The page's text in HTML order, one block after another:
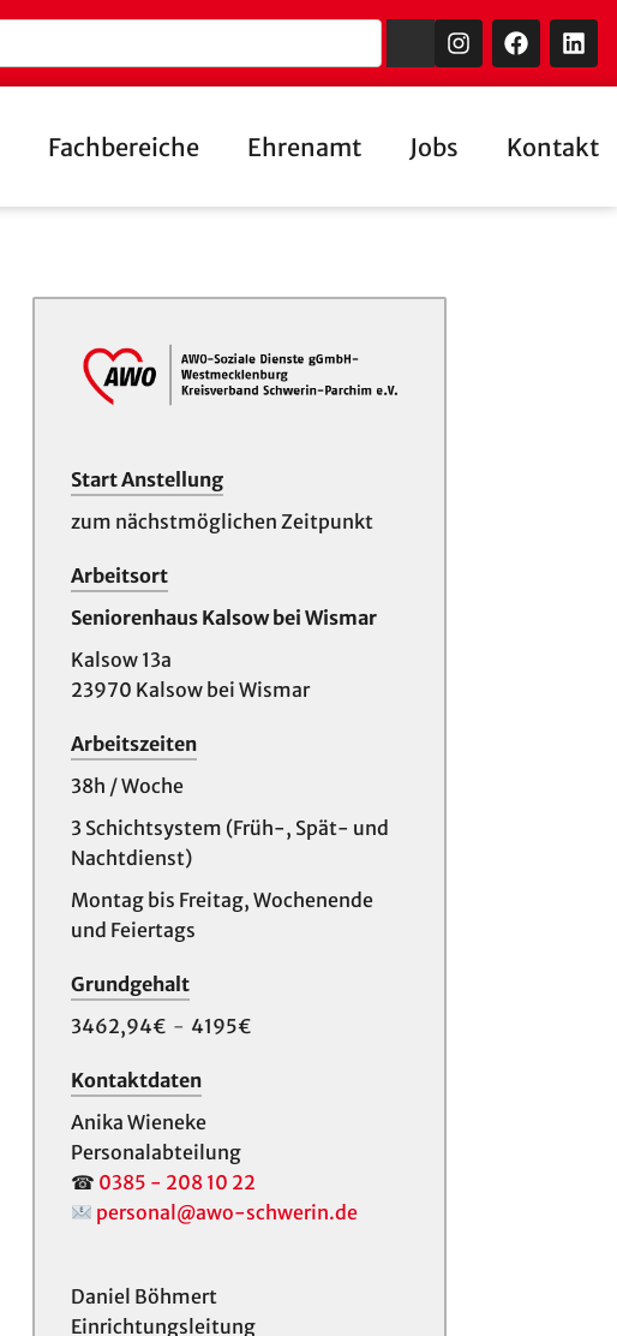
Fachbereiche Ehrenamt Jobs Kontakt
Start Anstellung
zum nächstmöglichen Zeitpunkt
Arbeitsort
Seniorenhaus Kalsow bei Wismar
Kalsow 13a
23970 Kalsow bei Wismar
Arbeitszeiten
38h / Woche
3 Schichtsystem (Früh-, Spät- und
Nachtdienst)
Montag bis Freitag, Wochenende
und Feiertags
Grundgehalt
3462,94€ - 4195€
Kontaktdaten
Anika Wieneke
Personalabteilung
☎ 0385 - 208 10 22
personal@awo-schwerin.de
Daniel Böhmert
Einrichtungsleitung